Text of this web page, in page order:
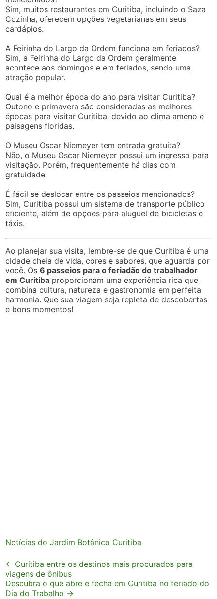
Sim, muitos restaurantes em Curitiba, incluindo o Saza
Cozinha, oferecem opções vegetarianas em seus
cardápios.
A Feirinha do Largo da Ordem funciona em feriados?
Sim, a Feirinha do Largo da Ordem geralmente
acontece aos domingos e em feriados, sendo uma
atração popular.
Qual é a melhor época do ano para visitar Curitiba?
Outono e primavera são consideradas as melhores
épocas para visitar Curitiba, devido ao clima ameno e
paisagens floridas.
O Museu Oscar Niemeyer tem entrada gratuita?
Não, o Museu Oscar Niemeyer possui um ingresso para
visitação. Porém, frequentemente há dias com
gratuidade.
É fácil se deslocar entre os passeios mencionados?
Sim, Curitiba possui um sistema de transporte público
eficiente, além de opções para aluguel de bicicletas e
táxis.
Ao planejar sua visita, lembre-se de que Curitiba é uma
cidade cheia de vida, cores e sabores, que aguarda por
você. Os6 passeios para o feriadão do trabalhador
em Curitiba proporcionam uma experiência rica que
combina cultura, natureza e gastronomia em perfeita
harmonia. Que sua viagem seja repleta de descobertas
e bons momentos!
Notícias do Jardim Botânico Curitiba
Post
navigation
← Curitiba entre os destinos mais procurados para
viagens de ônibus
Descubra o que abre e fecha em Curitiba no feriado do
Dia do Trabalho →